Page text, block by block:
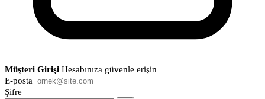
Müşteri Girişi Hesabınıza güvenle erişin
E-posta
Şifre